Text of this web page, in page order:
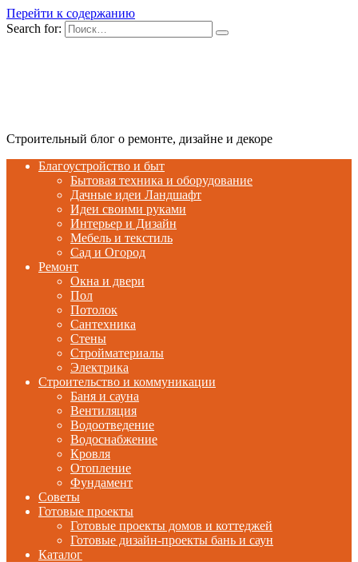
Перейти к содержанию
Search for:
Строительный блог о ремонте, дизайне и декоре
Благоустройство и быт
Бытовая техника и оборудование
Дачные идеи Ландшафт
Идеи своими руками
Интерьер и Дизайн
Мебель и текстиль
Сад и Огород
Ремонт
Окна и двери
Пол
Потолок
Сантехника
Стены
Стройматериалы
Электрика
Строительство и коммуникации
Баня и сауна
Вентиляция
Водоотведение
Водоснабжение
Кровля
Отопление
Фундамент
Советы
Готовые проекты
Готовые проекты домов и коттеджей
Готовые дизайн-проекты бань и саун
Каталог